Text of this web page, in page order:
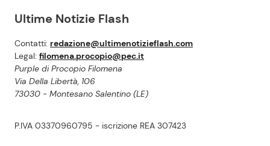
Ultime Notizie Flash
Contatti: redazione@ultimenotizieflash.com
Legal: filomena.procopio@pec.it
Purple di Procopio Filomena
Via Della Libertà, 106
73030 - Montesano Salentino (LE)
P.IVA 03370960795 - iscrizione REA 307423